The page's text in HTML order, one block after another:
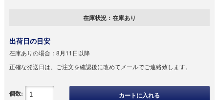
在庫状況： 在庫あり
出荷日の目安
在庫ありの場合： 8月11日以降
正確な発送日は、ご注文を確認後に改めてメールでご連絡致します。
個数: カートに入れる